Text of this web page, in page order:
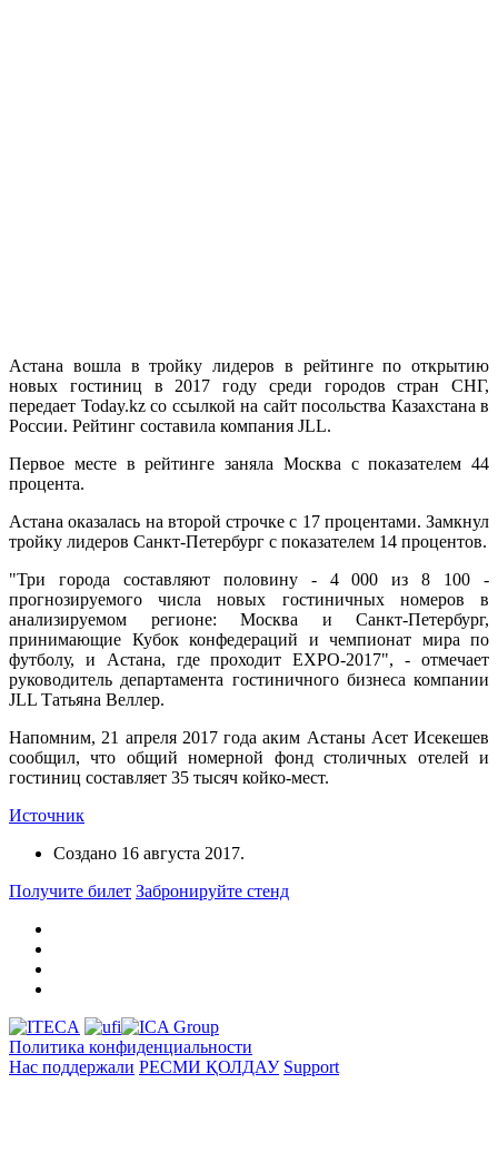
Астана вошла в тройку лидеров в рейтинге по открытию
новых гостиниц в 2017 году среди городов стран СНГ,
передает Today.kz со ссылкой на сайт посольства Казахстана в
России. Рейтинг составила компания JLL.
Первое месте в рейтинге заняла Москва с показателем 44
процента.
Астана оказалась на второй строчке с 17 процентами. Замкнул
тройку лидеров Санкт-Петербург с показателем 14 процентов.
"Три города составляют половину - 4 000 из 8 100 -
прогнозируемого числа новых гостиничных номеров в
анализируемом регионе: Москва и Санкт-Петербург,
принимающие Кубок конфедераций и чемпионат мира по
футболу, и Астана, где проходит EXPO-2017", - отмечает
руководитель департамента гостиничного бизнеса компании
JLL Татьяна Веллер.
Напомним, 21 апреля 2017 года аким Астаны Асет Исекешев
сообщил, что общий номерной фонд столичных отелей и
гостиниц составляет 35 тысяч койко-мест.
Источник
Создано 16 августа 2017.
Получите билет Забронируйте стенд
Политика конфиденциальности
Нас поддержали РЕСМИ ҚОЛДАУ Support